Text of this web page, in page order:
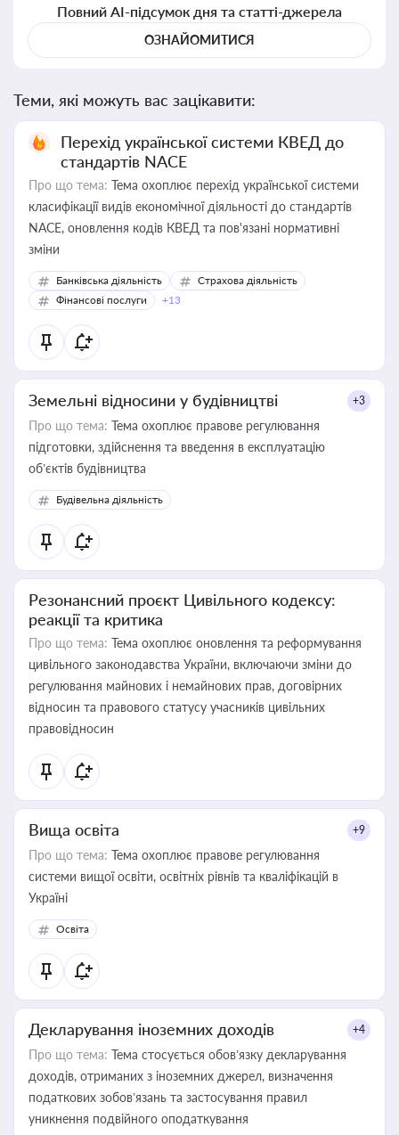
Повний AI-підсумок дня та статті-джерела
ОЗНАЙОМИТИСЯ
Теми, які можуть вас зацікавити:
Перехід української системи КВЕД до
стандартів NACE
Про що тема: Тема охоплює перехід української системи
класифікації видів економічної діяльності до стандартів
NACE, оновлення кодів КВЕД та пов'язані нормативні
зміни
Банківська діяльність
Страхова діяльність
Фінансові послуги
+13
Земельні відносини у будівництві +3
Про що тема: Тема охоплює правове регулювання
підготовки, здійснення та введення в експлуатацію
об’єктів будівництва
Будівельна діяльність
Резонансний проєкт Цивільного кодексу:
реакції та критика
Про що тема: Тема охоплює оновлення та реформування
цивільного законодавства України, включаючи зміни до
регулювання майнових і немайнових прав, договірних
відносин та правового статусу учасників цивільних
правовідносин
Вища освіта +9
Про що тема: Тема охоплює правове регулювання
системи вищої освіти, освітніх рівнів та кваліфікацій в
Україні
Освіта
Декларування іноземних доходів +4
Про що тема: Тема стосується обов’язку декларування
доходів, отриманих з іноземних джерел, визначення
податкових зобов’язань та застосування правил
уникнення подвійного оподаткування